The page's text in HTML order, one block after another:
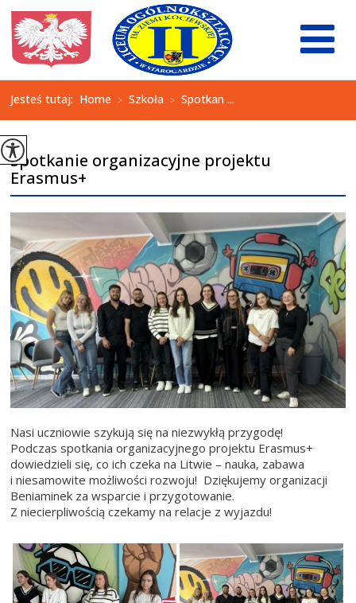
Jesteś tutaj: Home > Szkoła > Spotkan ...
Spotkanie organizacyjne projektu
Erasmus+
Nasi uczniowie szykują się na niezwykłą przygodę!
Podczas spotkania organizacyjnego projektu Erasmus+
dowiedzieli się, co ich czeka na Litwie – nauka, zabawa
i niesamowite możliwości rozwoju! Dziękujemy organizacji
Beniaminek za wsparcie i przygotowanie.
Z niecierpliwością czekamy na relacje z wyjazdu!